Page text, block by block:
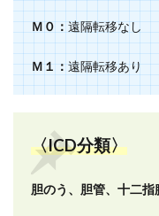
Ｍ０：遠隔転移なし
Ｍ１：遠隔転移あり
〈ICD分類〉
胆のう、胆管、十二